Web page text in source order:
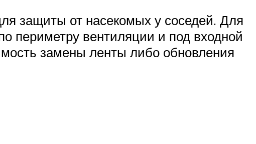
защиты от насекомых у соседей. Для
периметру вентиляции и под входной
замены ленты либо обновления